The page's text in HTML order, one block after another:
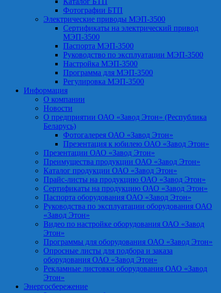
Фотографии БТП
Электрические приводы МЭП-3500
Сертификаты на электрический привод
МЭП-3500
Паспорта МЭП-3500
Руководство по эксплуатации МЭП-3500
Настройка МЭП-3500
Программа для МЭП-3500
Регулировка МЭП-3500
Информация
О компании
Новости
О предприятии ОАО «Завод Этон» (Республика
Беларусь)
Фотогалерея ОАО «Завод Этон»
Презентация к юбилею ОАО «Завод Этон»
Презентации ОАО «Завод Этон»
Преимущества продукции ОАО «Завод Этон»
Каталог продукции ОАО «Завод Этон»
Прайс-листы на продукцию ОАО «Завод Этон»
Сертификаты на продукцию ОАО «Завод Этон»
Паспорта оборудования ОАО «Завод Этон»
Руководства по эксплуатации оборудования ОАО
«Завод Этон»
Видео по настройке оборудования ОАО «Завод
Этон»
Программы для оборудования ОАО «Завод Этон»
Опросные листы для подбора и заказа
оборудования ОАО «Завод Этон»
Рекламные листовки оборудования ОАО «Завод
Этон»
Энергосбережение